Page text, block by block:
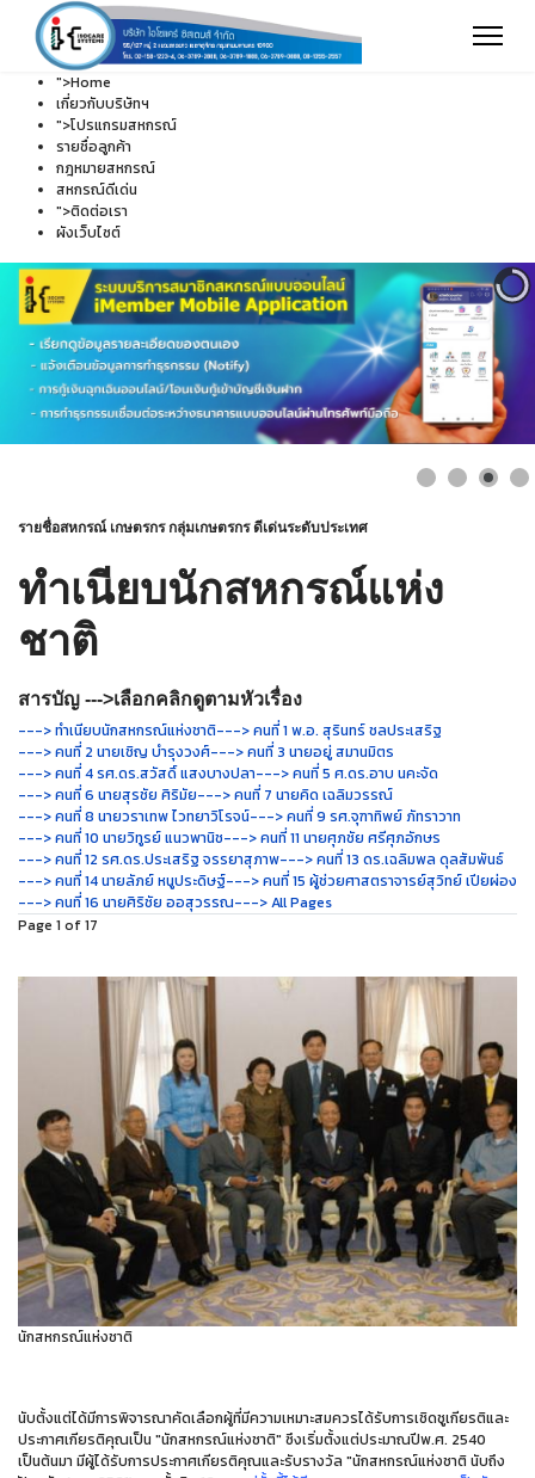
">Home
เกี่ยวกับบริษัทฯ
">โปรแกรมสหกรณ์
รายชื่อลูกค้า
กฎหมายสหกรณ์
สหกรณ์ดีเด่น
">ติดต่อเรา
ผังเว็บไซต์
รายชื่อสหกรณ์ เกษตรกร กลุ่มเกษตรกร ดีเด่นระดับประเทศ
ทำเนียบนักสหกรณ์แห่ง
ชาติ
สารบัญ --->เลือกคลิกดูตามหัวเรื่อง
---> ทำเนียบนักสหกรณ์แห่งชาติ---> คนที่ 1 พ.อ. สุรินทร์ ชลประเสริฐ
---> คนที่ 2 นายเชิญ บำรุงวงศ์---> คนที่ 3 นายอยู่ สมานมิตร
---> คนที่ 4 รศ.ดร.สวัสดิ์ แสงบางปลา---> คนที่ 5 ศ.ดร.อาบ นคะจัด
---> คนที่ 6 นายสุรชัย ศิริมัย---> คนที่ 7 นายคิด เฉลิมวรรณ์
---> คนที่ 8 นายวราเทพ ไวทยาวิโรจน์---> คนที่ 9 รศ.จุฑาทิพย์ ภัทราวาท
---> คนที่ 10 นายวิทูรย์ แนวพานิช---> คนที่ 11 นายศุภชัย ศรีศุภอักษร
---> คนที่ 12 รศ.ดร.ประเสริฐ จรรยาสุภาพ---> คนที่ 13 ดร.เฉลิมพล ดุลสัมพันธ์
---> คนที่ 14 นายลัภย์ หนูประดิษฐ์---> คนที่ 15 ผู้ช่วยศาสตราจารย์สุวิทย์ เปียผ่อง
---> คนที่ 16 นายศิริชัย ออสุวรรณ---> All Pages
Page 1 of 17
นักสหกรณ์แห่งชาติ
นับตั้งแต่ได้มีการพิจารณาคัดเลือกผู้ที่มีความเหมาะสมควรได้รับการเชิดชูเกียรติและ
ประกาศเกียรติคุณเป็น "นักสหกรณ์แห่งชาติ" ซึงเริ่มตั้งแต่ประมาณปีพ.ศ. 2540
เป็นต้นมา มีผู้ได้รับการประกาศเกียรติคุณและรับรางวัล "นักสหกรณ์แห่งชาติ นับถึง